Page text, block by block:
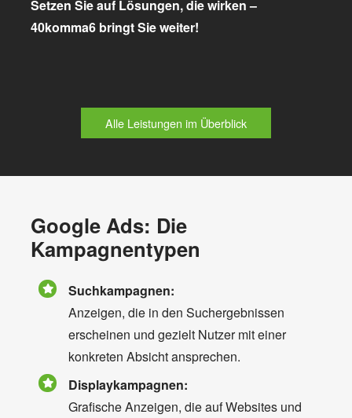
Setzen Sie auf Lösungen, die wirken –
40komma6 bringt Sie weiter!
Alle Leistungen im Überblick
Google Ads: Die
Kampagnentypen
Suchkampagnen:
Anzeigen, die in den Suchergebnissen
erscheinen und gezielt Nutzer mit einer
konkreten Absicht ansprechen.
Displaykampagnen:
Grafische Anzeigen, die auf Websites und